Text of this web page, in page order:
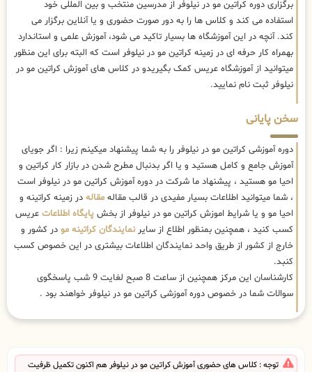
برگزاری دوره کراتین مو در نیلوفر از مدرسین منتخب و بین المللی خود
استفاده می کند و کلاس ها را به دور صورت حضوری و یا آنلاین برگزار می
کند. آنچه در این آموزشگاه ها بسیار تاکید می شود، آموزش علمی و استاندارد
بهمراه کار حرفه ای در زمینه کراتین مو در نیلوفر است که البته برای این منظور
میتوانید از آموزشگاه عریس کمک بگیریدو در کلاس های آموزش کراتین مو در
نیلوفر ثبت نام نمایید.
سخن پایانی
دوره آموزشی کراتین مو در نیلوفر را به شما پیشنهاد میکینم زیرا : اگر جویای
آموزش جامع و کامل هستید و یا اگر بدنبال مطرح شدن در بازار کار کراتین و
احیا مو هستید ، پیشنهاد ما شرکت در دوره آموزش کراتین مو در نیلوفر است
، شما میتوانید اطلاعات بسیار مفیدی در قالب مقاله مقاله در زمینه کراتینه و
احیا مو و یا شرایط اموزش کراتین مو در نیلوفر از بخش پایگاه اطلاعات عریس
کسب کنید ، همچنین بمنظور اطلاع از سایرنمایندگان کراتینه مو در کشور و
خارج از کشور از طریق واحد نمایندگان اطلاعات بیشتری در این خصوص کسب
کنبد.
کارشناسان این مرکز همچنین از ساعت 8 صبح لغایت 9 شب پاسخگوی
سوالات شما در خصوص دوره آموزشی کراتین مو در نیلوفر خواهند بود .
توجه : کلاس های حضوری آموزش کراتین مو در نیلوفر هم اکنون تکمیل ظرفیت